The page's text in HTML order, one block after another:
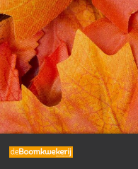
Terug naar overzicht